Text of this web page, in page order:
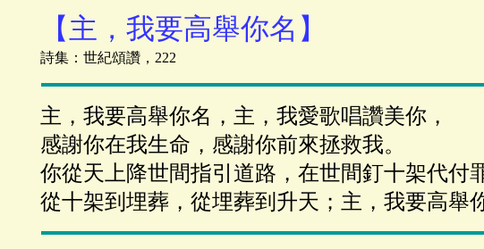
【主，我要高舉你名】
詩集：世紀頌讚，222
主，我要高舉你名，主，我愛歌唱讚美你，
感謝你在我生命，感謝你前來拯救我。
你從天上降世間指引道路，在世間釘十架代付
從十架到埋葬，從埋葬到升天；主，我要高舉